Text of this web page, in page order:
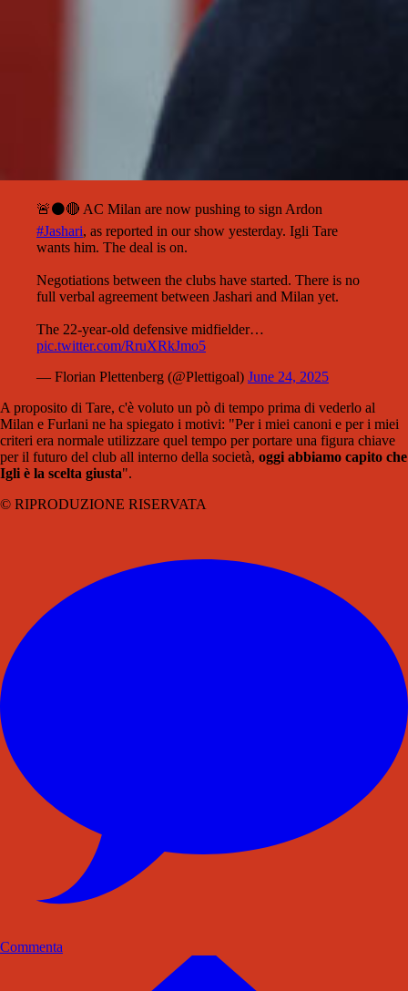
🚨⚫️🔴 AC Milan are now pushing to sign Ardon
#Jashari, as reported in our show yesterday. Igli Tare
wants him. The deal is on.
Negotiations between the clubs have started. There is no
full verbal agreement between Jashari and Milan yet.
The 22-year-old defensive midfielder…
pic.twitter.com/RruXRkJmo5
— Florian Plettenberg (@Plettigoal) June 24, 2025
A proposito di Tare, c'è voluto un pò di tempo prima di vederlo al
Milan e Furlani ne ha spiegato i motivi: "Per i miei canoni e per i miei
criteri era normale utilizzare quel tempo per portare una figura chiave
per il futuro del club all interno della società, oggi abbiamo capito che
Igli è la scelta giusta".
© RIPRODUZIONE RISERVATA
Commenta